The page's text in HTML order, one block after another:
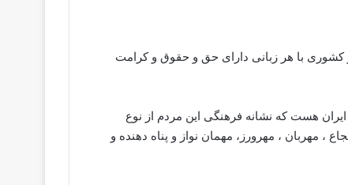
هر کشوری با هر زبانی دارای حق و حقوق و کرامت
هست که نشانه فرهنگی این مردم از نوع
مهربان ، مهرورز، مهمان نواز و پناه دهنده و